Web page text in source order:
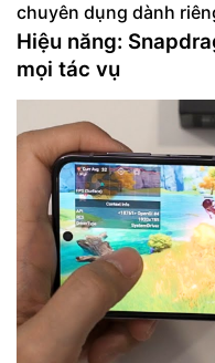
chuyên dụng dành
Hiệu năng:
mọi tác vụ